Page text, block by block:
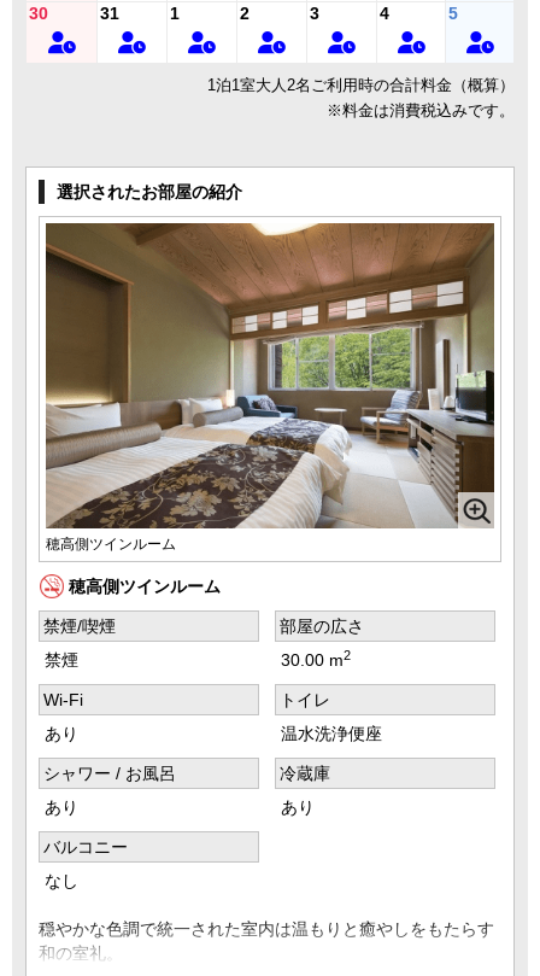
30 31 1 2 3 4 5
1泊1室大人2名ご利用時の合計料金（概算）
※料金は消費税込みです。
選択されたお部屋の紹介
穂高側ツインルーム
穂高側ツインルーム
禁煙/喫煙
禁煙
部屋の広さ
30.00 m2
Wi-Fi
あり
トイレ
温水洗浄便座
シャワー / お風呂
あり
冷蔵庫
あり
バルコニー
なし
穏やかな色調で統一された室内は温もりと癒やしをもたらす
和の室礼。